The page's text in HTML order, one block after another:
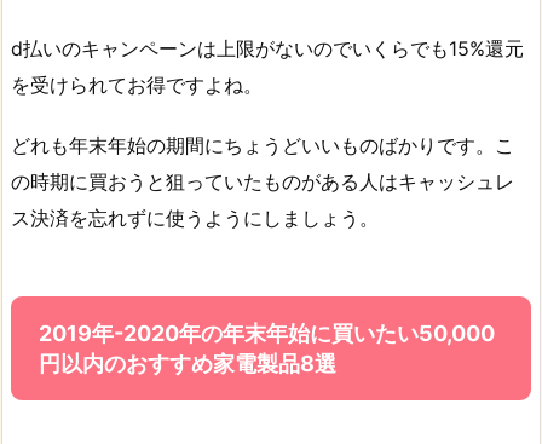
d払いのキャンペーンは上限がないのでいくらでも15%還元
を受けられてお得ですよね。
どれも年末年始の期間にちょうどいいものばかりです。こ
の時期に買おうと狙っていたものがある人はキャッシュレ
ス決済を忘れずに使うようにしましょう。
2019年-2020年の年末年始に買いたい50,000
円以内のおすすめ家電製品8選